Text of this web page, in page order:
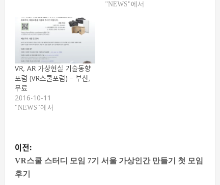
"NEWS"에서
VR, AR 가상현실 기술동향
포럼 (VR스쿨포럼) – 부산,
무료
2016-10-11
"NEWS"에서
게
시
이전:
VR스쿨 스터디 모임 7기 서울 가상인간 만들기 첫 모임
후기